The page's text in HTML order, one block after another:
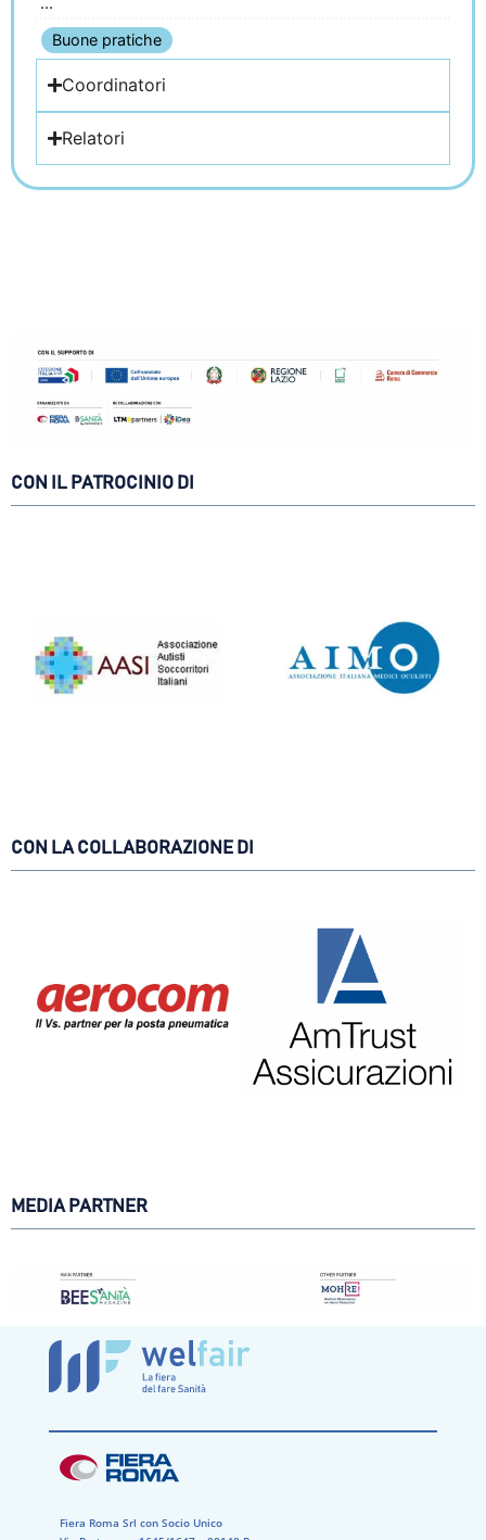
Buone pratiche
Coordinatori
Relatori
CON IL PATROCINIO DI
CON LA COLLABORAZIONE DI
MEDIA PARTNER
Fiera Roma Srl con Socio Unico